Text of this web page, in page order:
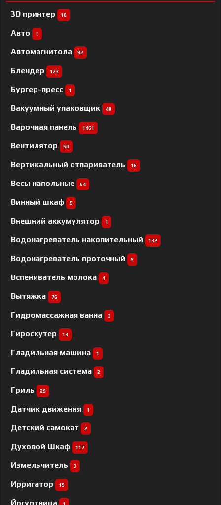
3D принтер 18
Авто 1
Автомагнитола 92
Блендер 123
Бургер-пресс 1
Вакуумный упаковщик 40
Варочная панель 1461
Вентилятор 50
Вертикальный отпариватель 16
Весы напольные 64
Винный шкаф 5
Внешний аккумулятор 1
Водонагреватель накопительный 132
Водонагреватель проточный 9
Вспениватель молока 4
Вытяжка 76
Гидромассажная ванна 3
Гироскутер 13
Гладильная машина 1
Гладильная система 2
Гриль 29
Датчик движения 1
Детский самокат 2
Духовой Шкаф 117
Измельчитель 3
Ирригатор 15
Йогуртница 1